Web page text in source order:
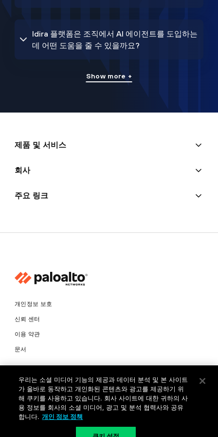
Idira 플랫폼은 조직에서 AI 에이전트를 도입하는
데 어떤 도움을 줄 수 있을까요?
Show more +
제품 및 서비스
회사
주요 링크
개인정보 보호
신뢰 센터
이용 약관
문서
Networks Korea, Ltd. All rights reserved. 여러 가지 상표에 대한
소유권은 각 소유자에게 있습니다. 사업자 등록번호: 120-87-72963.
대표자 : 제프리찰스트루 서울특별시 서초구 서초대로74길 4, 1층 (삼성
생명 서초타워) TEL: +82-2-568-4353
우리는 소셜 미디어 기능의 제공과 데이터 분석 및 본 사이트
가 올바로 동작하고 개인화된 콘텐츠와 광고를 제공하기 위
해 쿠키를 사용하고 있습니다. 회사 사이트에 대한 귀하의 사
용 정보를 회사의 소셜 미디어, 광고 및 분석 협력사와 공유
합니다. 개인 정보 정책